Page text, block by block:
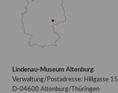
Lindenau-Museum Altenburg
Verwaltung/Postadresse: Hillgasse 15
D-04600 Altenburg/Thüringen